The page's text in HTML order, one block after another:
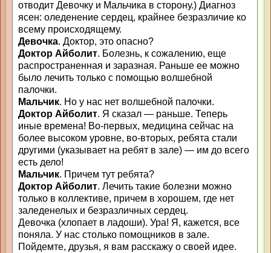
отводит Девочку и Мальчика в сторону.) Диагноз
ясен: оледенение сердец, крайнее безразличие ко
всему происходящему.
Девочка. Доктор, это опасно?
Доктор Айболит. Болезнь, к сожалению, еще
распространенная и заразная. Раньше ее можно
было лечить только с помощью волшебной
палочки.
Мальчик. Но у нас нет волшебной палочки.
Доктор Айболит. Я сказал — раньше. Теперь
иные времена! Во-первых, медицина сейчас на
более высоком уровне, во-вторых, ребята стали
другими (указывает на ребят в зале) — им до всего
есть дело!
Мальчик. Причем тут ребята?
Доктор Айболит. Лечить такие болезни можно
только в коллективе, причем в хорошем, где нет
заледенелых и безразличных сердец.
Девочка (хлопает в ладоши). Ура! Я, кажется, все
поняла. У нас столько помощников в зале.
Пойдемте, друзья, я вам расскажу о своей идее.